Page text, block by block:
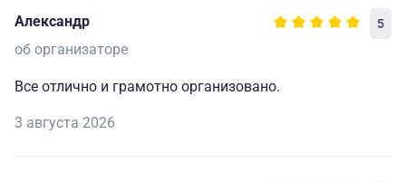
Александр 5
об организаторе
Все отлично и грамотно организовано.
3 августа 2026